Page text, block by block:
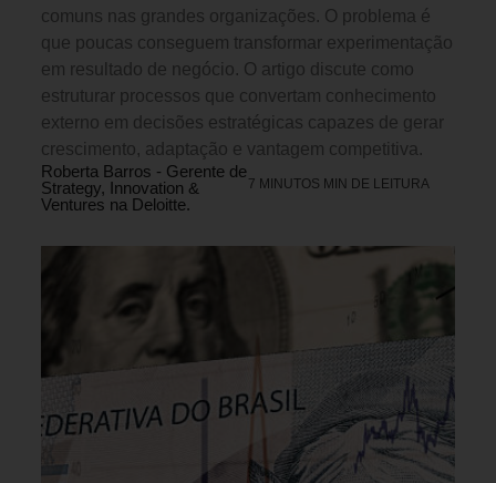
comuns nas grandes organizações. O problema é
que poucas conseguem transformar experimentação
em resultado de negócio. O artigo discute como
estruturar processos que convertam conhecimento
externo em decisões estratégicas capazes de gerar
crescimento, adaptação e vantagem competitiva.
Roberta Barros - Gerente de
Strategy, Innovation &
Ventures na Deloitte.
7 MINUTOS MIN DE LEITURA